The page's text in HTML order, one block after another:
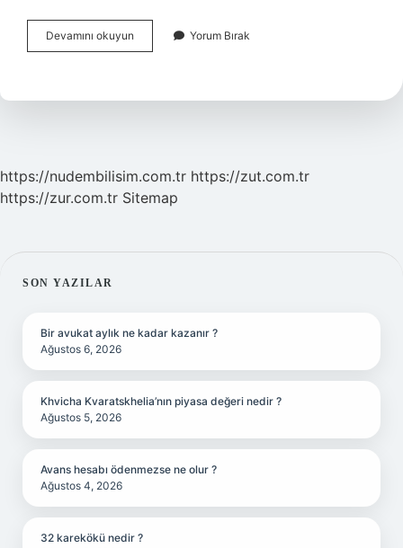
Devamını okuyun
Hangi
Yorum Bırak
https://nudembilisim.com.tr https://zut.com.tr
https://zur.com.tr Sitemap
SIDEBAR
SON YAZILAR
Bir avukat aylık ne kadar kazanır ?
Ağustos 6, 2026
Khvicha Kvaratskhelia’nın piyasa değeri nedir ?
Ağustos 5, 2026
Avans hesabı ödenmezse ne olur ?
Ağustos 4, 2026
32 karekökü nedir ?